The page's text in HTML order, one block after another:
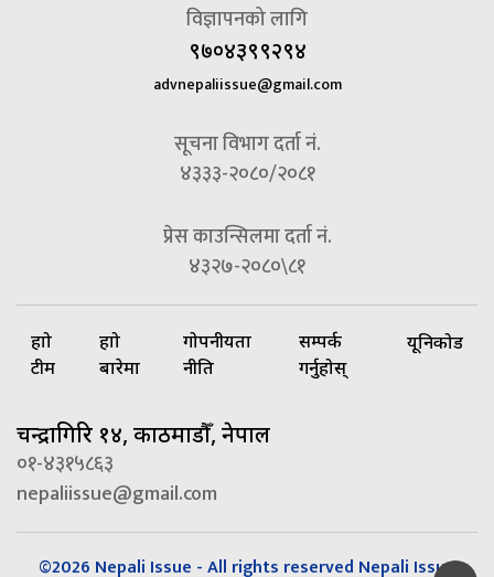
विज्ञापनको लागि
९७०४३९९२९४
advnepaliissue@gmail.com
सूचना विभाग दर्ता नं.
४३३३-२०८०/२०८१
प्रेस काउन्सिलमा दर्ता नं.
४३२७-२०८०\८१
हाम्रो
टीम
हाम्रो
बारेमा
गोपनीयता
नीति
सम्पर्क
गर्नुहोस्
यूनिकोड
चन्द्रागिरि १४, काठमाडौँ, नेपाल
०१-४३१५८६३
nepaliissue@gmail.com
©2026 Nepali Issue - All rights reserved Nepali Issue